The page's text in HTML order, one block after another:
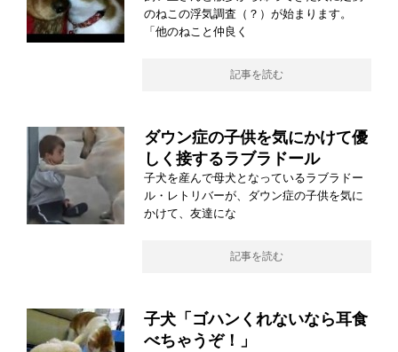
のねこの浮気調査（？）が始まります。
「他のねこと仲良く
記事を読む
ダウン症の子供を気にかけて優
しく接するラブラドール
子犬を産んで母犬となっているラブラドー
ル・レトリバーが、ダウン症の子供を気に
かけて、友達にな
記事を読む
子犬「ゴハンくれないなら耳食
べちゃうぞ！」